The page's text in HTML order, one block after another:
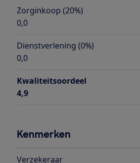
Zorginkoop (20%)
0,0
Dienstverlening (0%)
0,0
Kwaliteitsoordeel
4,9
Kenmerken
Verzekeraar